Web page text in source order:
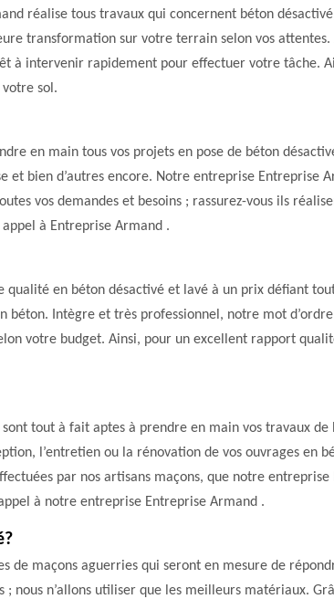
réalise tous travaux qui concernent béton
transformation sur votre terrain selon vos attentes.
à intervenir rapidement pour effectuer votre tâche.
sol.
en main tous vos projets en pose de béton
bien d’autres encore. Notre entreprise Entreprise
vos demandes et besoins ; rassurez-vous ils
à Entreprise Armand .
en béton désactivé et lavé à un prix défiant
béton. Intègre et très professionnel, notre mot
votre budget. Ainsi, pour un excellent rapport
tout à fait aptes à prendre en main vos travaux de
l’entretien ou la rénovation de vos ouvrages en
par nos artisans maçons, que notre
à notre entreprise Entreprise Armand .
de maçons aguerries qui seront en mesure de
nous n’allons utiliser que les meilleurs matériaux.